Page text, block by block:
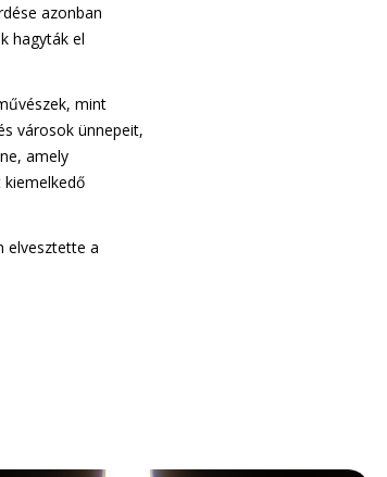
azonban
hagyták el
mint
városok ünnepeit,
amely
elvesztette a